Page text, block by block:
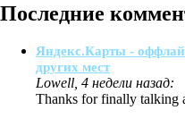
Последние
Яндекс.Карты -
других мест
Lowell, 4 недели назад:
Thanks for finally talking